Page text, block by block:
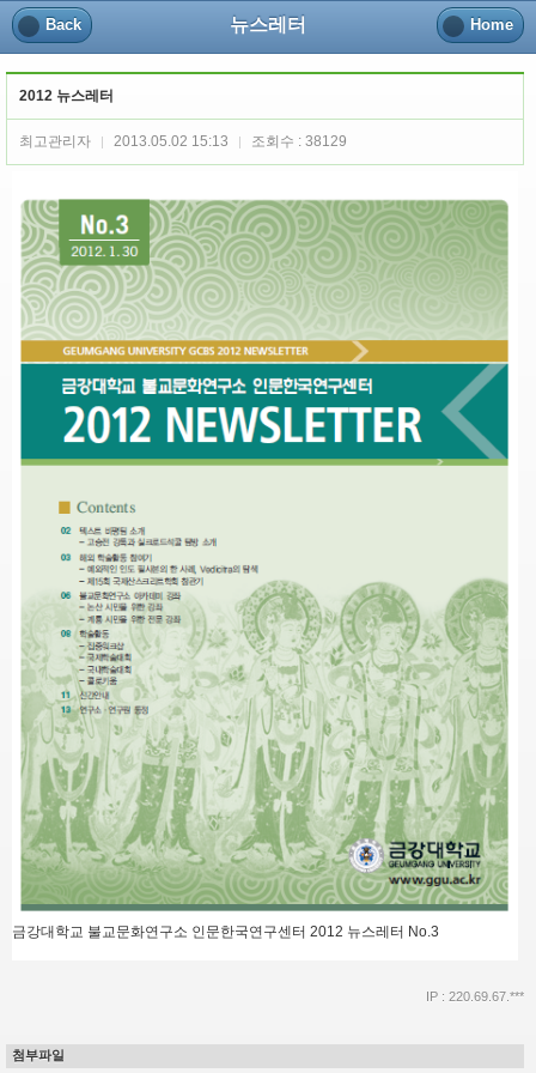
Back 뉴스레터 Home
2012 뉴스레터
최고관리자 2013.05.02 15:13 조회수 : 38129
금강대학교 불교문화연구소 인문한국연구센터 2012 뉴스레터 No.3
IP : 220.69.67.***
첨부파일